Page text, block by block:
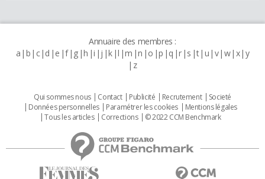
Annuaire des membres :
a b c d e f g h i j k l m n o p q r s t u v w x y
z
Qui sommes nous Contact Publicité Recrutement
Societé
Données personnelles
Paramétrer les cookies
Mentions légales
Tous les articles
Corrections © 2022 CCM Benchmark